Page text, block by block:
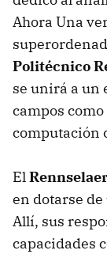
Ahora Una
Politécnico
se unirá a un
campos
computación
El
en dotarse
Allí, sus
capacidades